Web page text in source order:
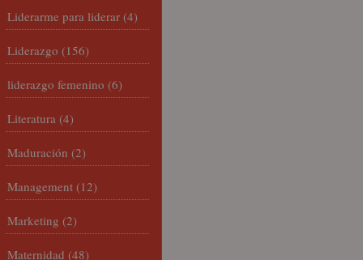
Liderarme para liderar (4)
Liderazgo (156)
liderazgo femenino (6)
Literatura (4)
Maduración (2)
Management (12)
Marketing (2)
Maternidad (48)